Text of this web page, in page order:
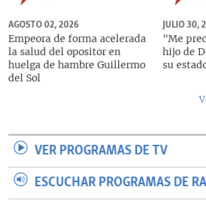
AGOSTO 02, 2026
Empeora de forma acelerada
la salud del opositor en
huelga de hambre Guillermo
del Sol
JULIO 30,
"Me
hijo de
su
VER PROGRAMAS DE TV
ESCUCHAR PROGRAMAS DE